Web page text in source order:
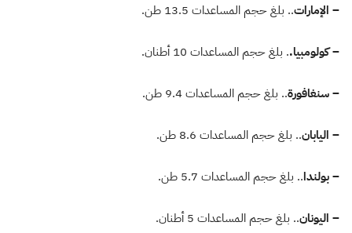
– الإمارات.. بلغ حجم المساعدات 13.5 طن.
– كولومبيا.. بلغ حجم المساعدات 10 أطنان.
– سنغافورة.. بلغ حجم المساعدات 9.4 طن.
– اليابان.. بلغ حجم المساعدات 8.6 طن.
– بولندا.. بلغ حجم المساعدات 5.7 طن.
– اليونان.. بلغ حجم المساعدات 5 أطنان.